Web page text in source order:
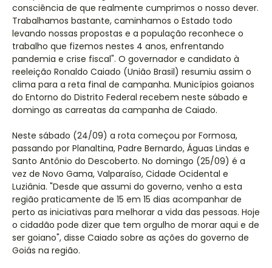
consciência de que realmente cumprimos o nosso dever.
Trabalhamos bastante, caminhamos o Estado todo
levando nossas propostas e a população reconhece o
trabalho que fizemos nestes 4 anos, enfrentando
pandemia e crise fiscal". O governador e candidato à
reeleição Ronaldo Caiado (União Brasil) resumiu assim o
clima para a reta final de campanha. Municípios goianos
do Entorno do Distrito Federal recebem neste sábado e
domingo as carreatas da campanha de Caiado.
Neste sábado (24/09) a rota começou por Formosa,
passando por Planaltina, Padre Bernardo, Águas Lindas e
Santo Antônio do Descoberto. No domingo (25/09) é a
vez de Novo Gama, Valparaíso, Cidade Ocidental e
Luziânia. "Desde que assumi do governo, venho a esta
região praticamente de 15 em 15 dias acompanhar de
perto as iniciativas para melhorar a vida das pessoas. Hoje
o cidadão pode dizer que tem orgulho de morar aqui e de
ser goiano", disse Caiado sobre as ações do governo de
Goiás na região.